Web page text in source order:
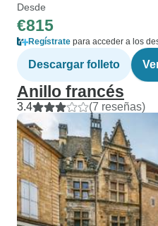
Desde
€815
Regístrate para acceder a los
Descargar folleto
Anillo francés
3.4 (7 reseñas)